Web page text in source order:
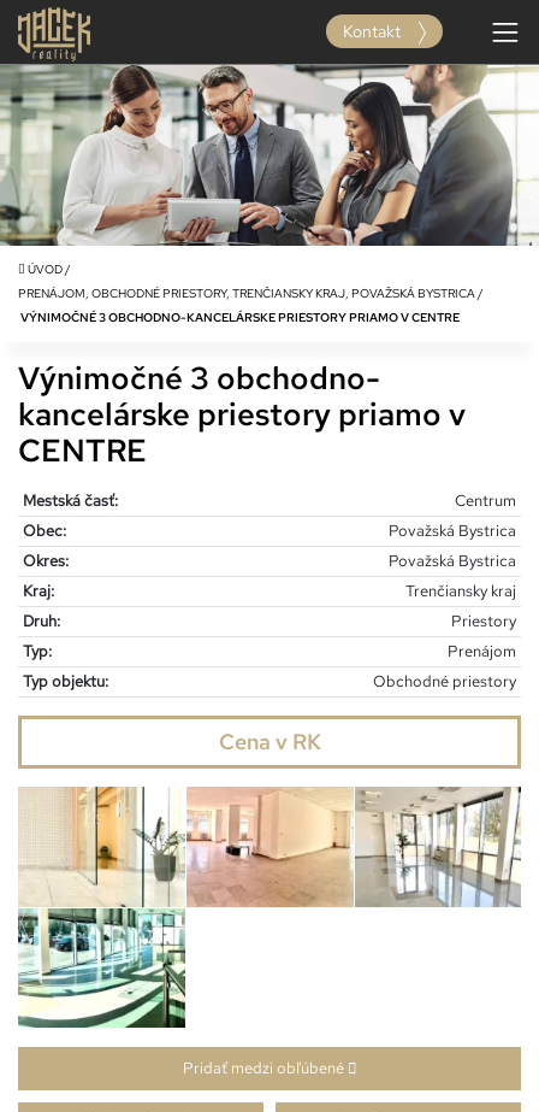
Kontakt
ÚVOD/
PRENÁJOM, OBCHODNÉ PRIESTORY, TRENČIANSKY KRAJ, POVAŽSKÁ BYSTRICA/
VÝNIMOČNÉ 3 OBCHODNO-KANCELÁRSKE PRIESTORY PRIAMO V CENTRE
Výnimočné 3 obchodno-
kancelárske priestory priamo v
CENTRE
Mestská časť:
Centrum
Obec:
Považská Bystrica
Okres:
Považská Bystrica
Kraj:
Trenčiansky kraj
Druh:
Priestory
Typ:
Prenájom
Typ objektu:
Obchodné priestory
Cena v RK
Pridať medzi obľúbené